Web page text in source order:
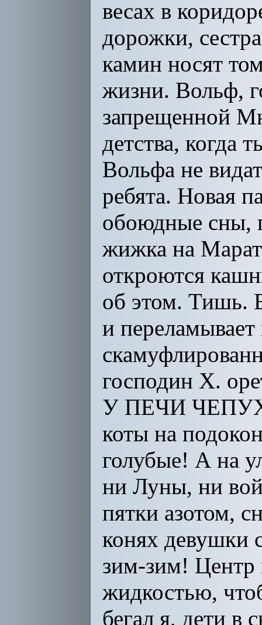
весах в
дорожки,
камин носят
жизни. Вольф,
запрещенной
детства, когда
Вольфа не
ребята. Новая
обоюдные сны,
жижка на
откроются
об этом. Тишь.
и переламывает
господин X.
У ПЕЧИ
коты на
голубые! А на
ни Луны, ни
пятки азотом,
конях девушки
зим-зим! Центр
жидкостью,
бегал я, дети в